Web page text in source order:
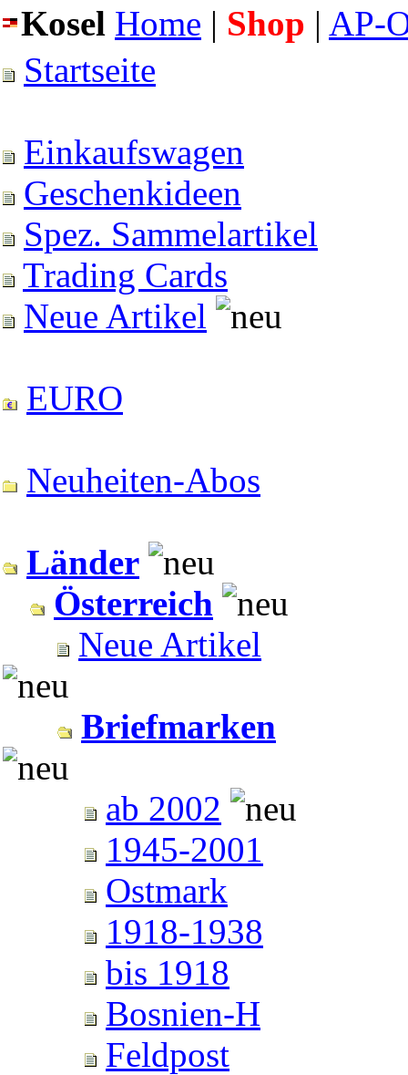
Kosel Home | Shop | AP-
Startseite
Einkaufswagen
Geschenkideen
Spez. Sammelartikel
Trading Cards
Neue Artikel
EURO
Neuheiten-Abos
Länder
Österreich
Neue Artikel
Briefmarken
ab 2002
1945-2001
Ostmark
1918-1938
bis 1918
Bosnien-H
Feldpost